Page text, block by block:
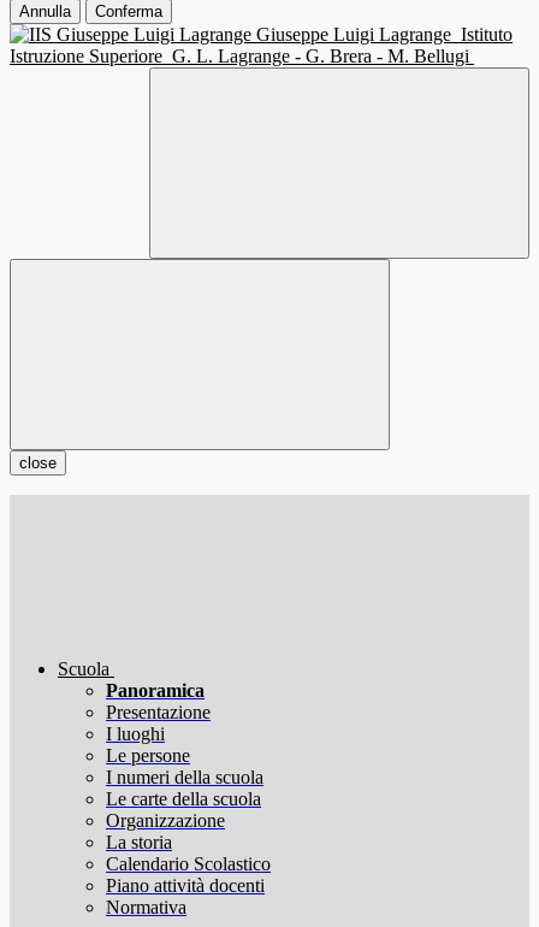
Annulla Conferma
Giuseppe Luigi Lagrange Istituto
Istruzione Superiore G. L. Lagrange - G. Brera - M. Bellugi
close
Scuola
Panoramica
Presentazione
I luoghi
Le persone
I numeri della scuola
Le carte della scuola
Organizzazione
La storia
Calendario Scolastico
Piano attività docenti
Normativa